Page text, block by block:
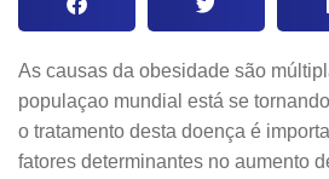
As causas da obesidade são
populaçao mundial está se
o tratamento desta doença é
fatores determinantes no aumento